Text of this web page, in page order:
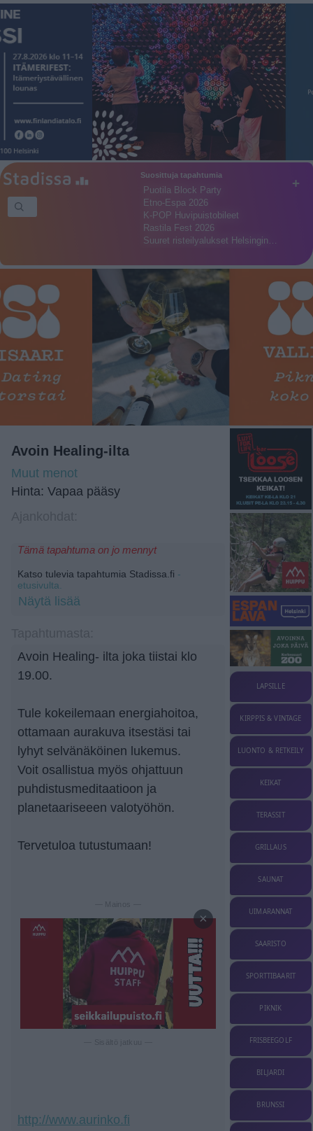
+
Suosittuja tapahtumia
Puotila Block Party
Etno-Espa 2026
K-POP Huvipuistobileet
Rastila Fest 2026
Suuret risteilyalukset Helsingin…
Avoin Healing-ilta
Muut menot
Hinta: Vapaa pääsy
Tämä tapahtuma on jo mennyt
Katso tulevia tapahtumia Stadissa.fi -
etusivulta.
Näytä lisää
Avoin Healing- ilta joka tiistai klo
19.00.
Tule kokeilemaan energiahoitoa,
ottamaan aurakuva itsestäsi tai
lyhyt selvänäköinen lukemus.
Voit osallistua myös ohjattuun
puhdistusmeditaatioon ja
planetaariseeen valotyöhön.
Tervetuloa tutustumaan!
— Mainos —
×
http://www.aurinko.fi
LAPSILLE
KIRPPIS & VINTAGE
LUONTO & RETKEILY
KEIKAT
TERASSIT
GRILLAUS
SAUNAT
UIMARANNAT
SAARISTO
SPORTTIBAARIT
PIKNIK
FRISBEEGOLF
BILJARDI
BRUNSSI